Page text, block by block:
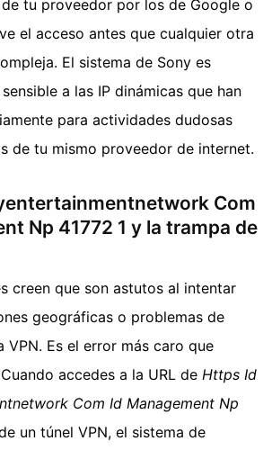
tu proveedor por los de Google o
el acceso antes que cualquier otra
El sistema de Sony es
a las IP dinámicas que han
para actividades dudosas
de tu mismo proveedor de internet.
Com
Np 41772 1 y la trampa de
creen que son astutos al intentar
geográficas o problemas de
VPN. Es el error más caro que
accedes a la URL de Https Id
Com Id Management Np
un túnel VPN, el sistema de